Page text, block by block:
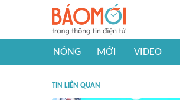
NÓNG MỚI VIDEO
TIN LIÊN QUAN